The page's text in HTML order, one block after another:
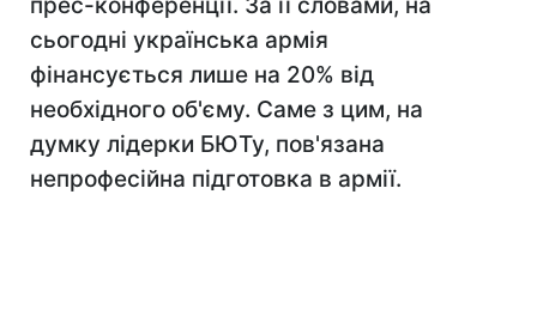
сьогодні українська армія
фінансується лише на 20% від
необхідного об'єму. Саме з цим, на
думку лідерки БЮТу, пов'язана
непрофесійна підготовка в армії.